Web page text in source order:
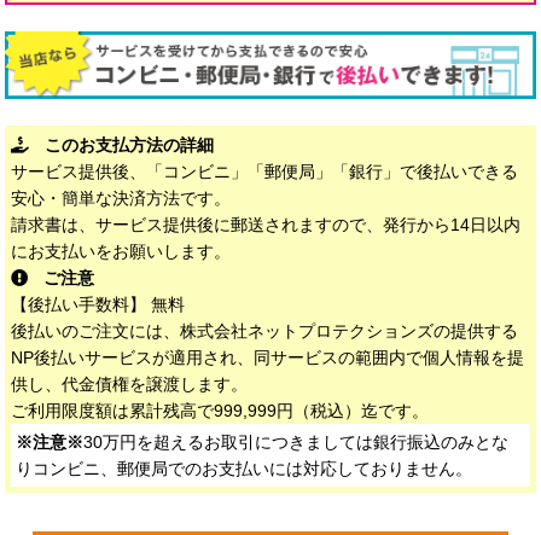
このお支払方法の詳細
サービス提供後、「コンビニ」「郵便局」「銀行」で後払いできる
安心・簡単な決済方法です。
請求書は、サービス提供後に郵送されますので、発行から14日以内
にお支払いをお願いします。
ご注意
【後払い手数料】 無料
後払いのご注文には、株式会社ネットプロテクションズの提供する
NP後払いサービスが適用され、同サービスの範囲内で個人情報を提
供し、代金債権を譲渡します。
ご利用限度額は累計残高で999,999円（税込）迄です。
※注意※30万円を超えるお取引につきましては銀行振込のみとな
りコンビニ、郵便局でのお支払いには対応しておりません。